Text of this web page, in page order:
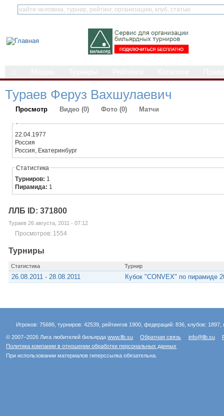
Тураев Феруз Вахшулаевич
Просмотр Видео (0) Фото (0) Матчи
-
22.04.1977
Россия
Россия, Екатеринбург
Статистика
Турниров: 1
Пирамида: 1
ЛЛБ ID: 371800
Тураев 26 августа, 2011 - 07:12
Просмотров: 1554
Турниры
Статистика Турнир
26.08.2011 - 28.08.2011 Кубок "CONVEX" по пирамиде
Игроков: 75686, турниров: 42539, рейтингов 1900, федераций: 836, клубов:
© 2007–2026 Лига любителей бильярдаwww.llb.su Обратная связь info@llb.su
Политика компании в отношении обработки персональных данных
При использовании материалов гиперссылка обязательна.